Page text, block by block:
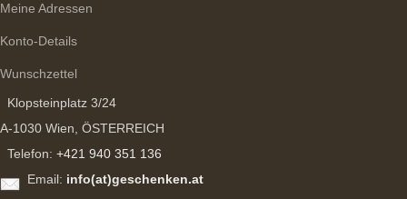
Meine Adressen
Konto-Details
Wunschzettel
Klopsteinplatz 3/24
A-1030 Wien, ÖSTERREICH
Telefon: +421 940 351 136
Email: info(at)geschenken.at